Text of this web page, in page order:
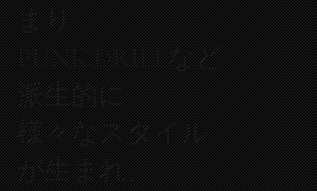
まり
PUNK,DRILLなど
派生的に
様々なスタイル
が生まれ、